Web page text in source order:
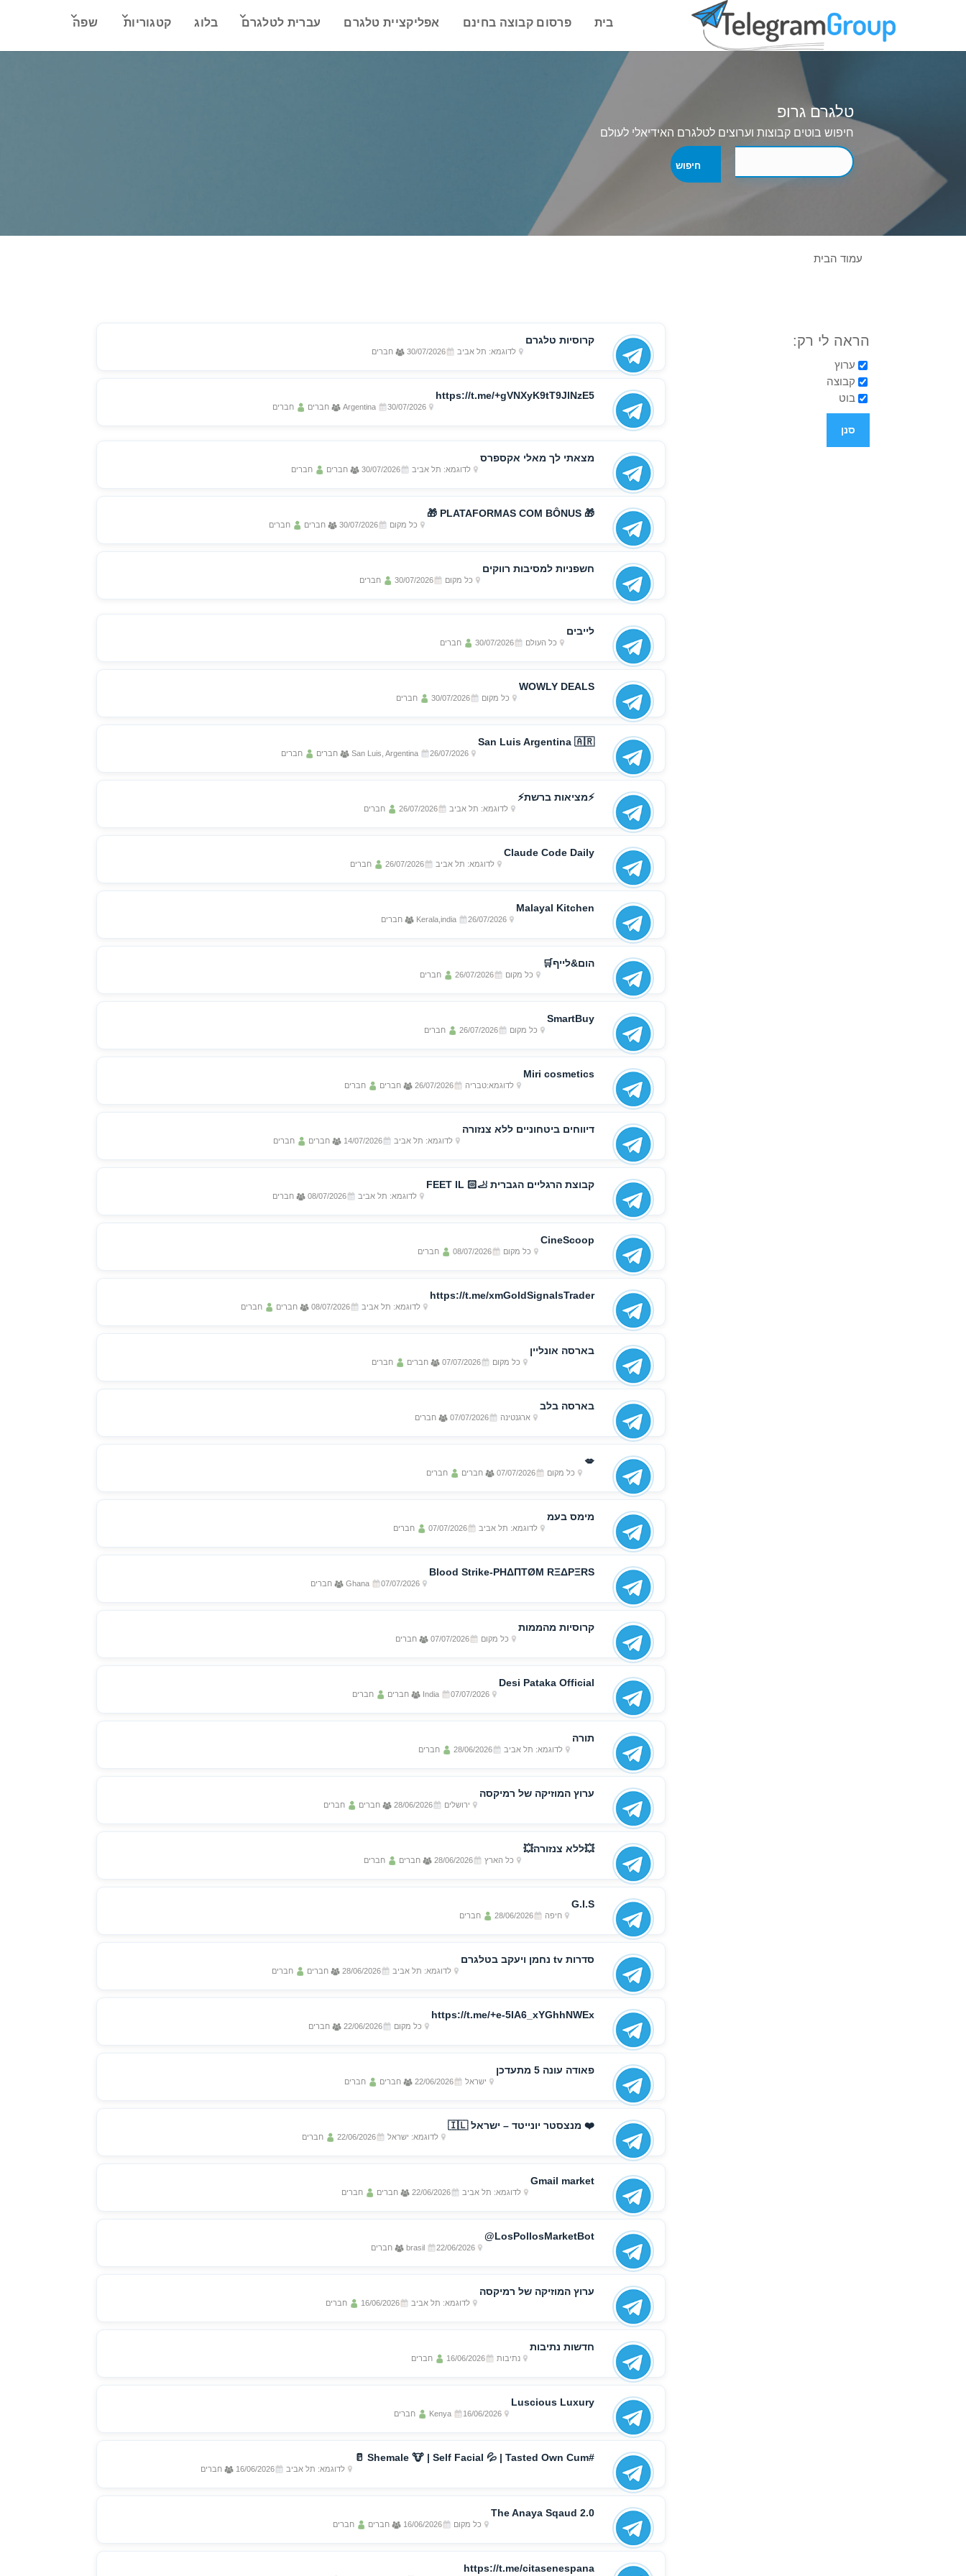
בית פרסום קבוצה בחינם אפליקציית טלגרם עברית לטלגרם בלוג קטגוריות שפה
טלגרם גרופ
חיפוש בוטים קבוצות וערוצים לטלגרם האידיאלי לעולם
עמוד הבית
קרוסיות טלגרם
לדוגמא: תל אביב 30/07/2026 חברים
https://t.me/+gVNXyK9tT9JlNzE5
Argentina 30/07/2026 חברים חברים
מצאתי לך מאלי אקספרס
לדוגמא: תל אביב 30/07/2026 חברים חברים
🎁 PLATAFORMAS COM BÔNUS 🎁
כל מקום 30/07/2026 חברים חברים
חשפניות למסיבות רווקים
כל מקום 30/07/2026 חברים
לייבים
כל העולם 30/07/2026 חברים
WOWLY DEALS
כל מקום 30/07/2026 חברים
San Luis Argentina 🇦🇷
San Luis, Argentina 26/07/2026 חברים חברים
⚡️מציאות ברשת⚡️
לדוגמא: תל אביב 26/07/2026 חברים
Claude Code Daily
לדוגמא: תל אביב 26/07/2026 חברים
Malayal Kitchen
Kerala,india 26/07/2026 חברים
הום&לייף🛒
כל מקום 26/07/2026 חברים
SmartBuy
כל מקום 26/07/2026 חברים
Miri cosmetics
לדוגמא:טבריה 26/07/2026 חברים חברים
דיווחים ביטחוניים ללא צנזורה
לדוגמא: תל אביב 14/07/2026 חברים חברים
קבוצת הרגליים הגברית 🦶🏻 FEET IL
לדוגמא: תל אביב 08/07/2026 חברים
CineScoop
כל מקום 08/07/2026 חברים
https://t.me/xmGoldSignalsTrader
לדוגמא: תל אביב 08/07/2026 חברים חברים
בארסה אונליין
כל מקום 07/07/2026 חברים חברים
בארסה בלב
ארגנטינה 07/07/2026 חברים
💋
כל מקום 07/07/2026 חברים חברים
מימס בעמ
לדוגמא: תל אביב 07/07/2026 חברים
Blood Strike-PHΔΠTØM RΞΔPΞRS
Ghana 07/07/2026 חברים
קרוסיות מהממות
כל מקום 07/07/2026 חברים
Desi Pataka Official
India 07/07/2026 חברים חברים
תורה
לדוגמא: תל אביב 28/06/2026 חברים
ערוץ המוזיקה של רמיקסה
ירושלים 28/06/2026 חברים חברים
💥ללא צנזורה💥
כל הארץ 28/06/2026 חברים חברים
G.I.S
חיפה 28/06/2026 חברים
סדרות tv נחמן ויעקב בטלגרם
לדוגמא: תל אביב 28/06/2026 חברים חברים
https://t.me/+e-5IA6_xYGhhNWEx
כל מקום 22/06/2026 חברים
פאודה עונה 5 מתעדכן
ישראל 22/06/2026 חברים חברים
❤️ מנצסטר יונייטד – ישראל 🇮🇱
לדוגמא: ישראל 22/06/2026 חברים
Gmail market
לדוגמא: תל אביב 22/06/2026 חברים חברים
LosPollosMarketBot@
brasil 22/06/2026 חברים
ערוץ המוזיקה של רמיקסה
לדוגמא: תל אביב 16/06/2026 חברים
חדשות נתיבות
נתיבות 16/06/2026 חברים
Luscious Luxury
Kenya 16/06/2026 חברים
#Shemale 🐮 | Self Facial 💦 | Tasted Own Cum 🥛
לדוגמא: תל אביב 16/06/2026 חברים
The Anaya Sqaud 2.0
כל מקום 16/06/2026 חברים חברים
https://t.me/citasenespana
הראה לי רק:
ערוץ
קבוצה
בוט